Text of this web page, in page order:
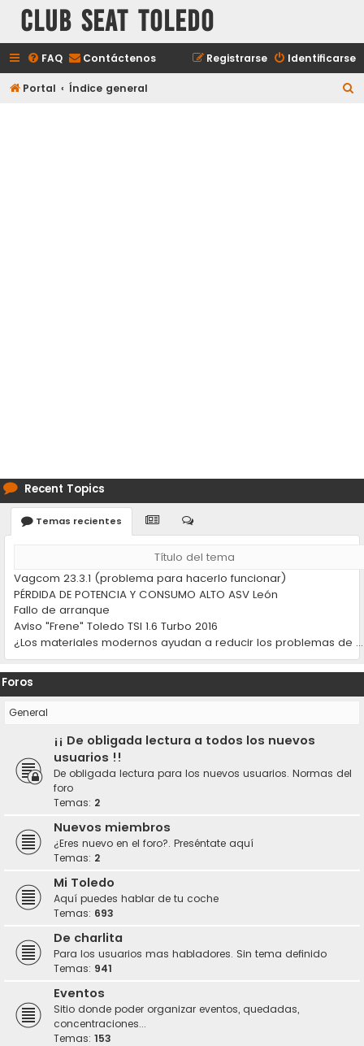
Club Seat Toledo
FAQ Contáctenos Identificarse
Registrarse
Portal Índice general
Recent Topics
Temas recientes
Título del tema
Vagcom 23.3.1 (problema para hacerlo funcionar)
PÉRDIDA DE POTENCIA Y CONSUMO ALTO ASV León
Fallo de arranque
Aviso "Frene" Toledo TSI 1.6 Turbo 2016
¿Los materiales modernos ayudan a reducir los problemas de desgaste en los coches?
Foros
General
¡¡ De obligada lectura a todos los nuevos
usuarios !!
De obligada lectura para los nuevos usuarios. Normas del
foro
Temas: 2
Nuevos miembros
¿Eres nuevo en el foro?. Preséntate aquí
Temas: 2
Mi Toledo
Aquí puedes hablar de tu coche
Temas: 693
De charlita
Para los usuarios mas habladores. Sin tema definido
Temas: 941
Eventos
Sitio donde poder organizar eventos, quedadas,
concentraciones...
Temas: 153